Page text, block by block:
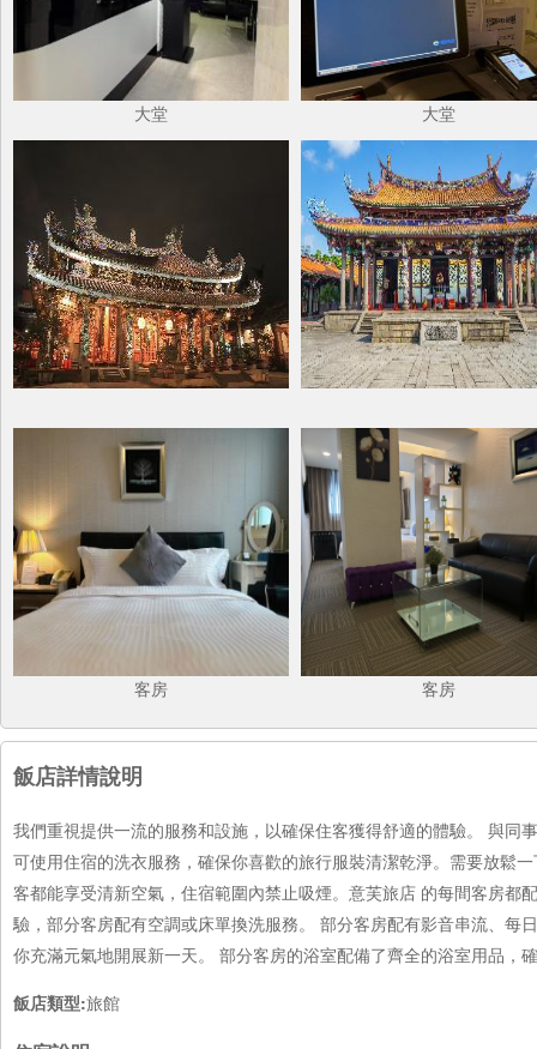
大堂 大堂
客房 客房
飯店詳情說明
我們重視提供一流的服務和設施，以確保住客獲得舒適的體驗。 與
可使用住宿的洗衣服務，確保你喜歡的旅行服裝清潔乾淨。需要放鬆
客都能享受清新空氣，住宿範圍內禁止吸煙。意芙旅店 的每間客房
驗，部分客房配有空調或床單換洗服務。 部分客房配有影音串流、
你充滿元氣地開展新一天。 部分客房的浴室配備了齊全的浴室用品，
飯店類型:旅館